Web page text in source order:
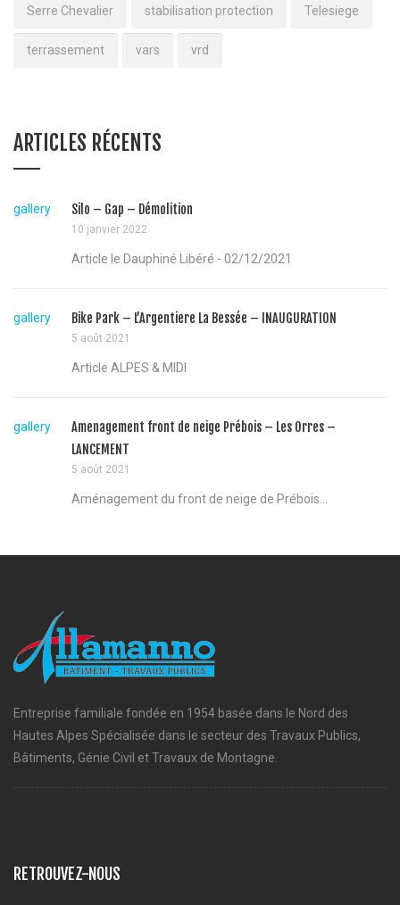
Serre Chevalier stabilisation protection Telesiege
terrassement vars vrd
ARTICLES RÉCENTS
gallery Silo – Gap – Démolition
10 janvier 2022
Article le Dauphiné Libéré - 02/12/2021
gallery Bike Park – L’Argentiere La Bessée – INAUGURATION
5 août 2021
Article ALPES & MIDI
gallery
Amenagement front de neige Prébois – Les Orres –
LANCEMENT
5 août 2021
Aménagement du front de neige de Prébois...
Entreprise familiale fondée en 1954 basée dans le Nord des
Hautes Alpes Spécialisée dans le secteur des Travaux Publics,
Bâtiments, Génie Civil et Travaux de Montagne.
RETROUVEZ-NOUS